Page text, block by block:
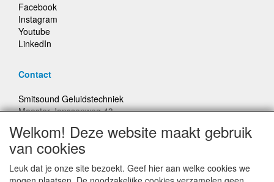
Facebook
Instagram
Youtube
LinkedIn
Contact
Smitsound Geluidstechniek
Meester Janssenweg 43
E-mail: info@smitsound.nl
Telefoon: +31-(0)6-22256322
Bestellingen binnen Nederland, ongeacht gewicht, verstuurd
Welkom! Deze website maakt gebruik
van cookies
Leuk dat je onze site bezoekt. Geef hier aan welke cookies we